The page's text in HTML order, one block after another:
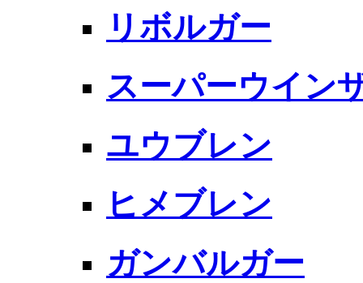
リボルガー
スーパーウイン
ユウブレン
ヒメブレン
ガンバルガー